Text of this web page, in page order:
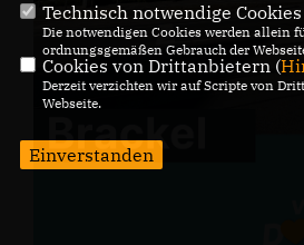
Technisch notwendige Cookies
Die notwendigen Cookies werden allein
ordnungsgemäßen Gebrauch der
Cookies von Drittanbietern (
Derzeit verzichten wir auf Scripte von
Webseite.
Einverstanden